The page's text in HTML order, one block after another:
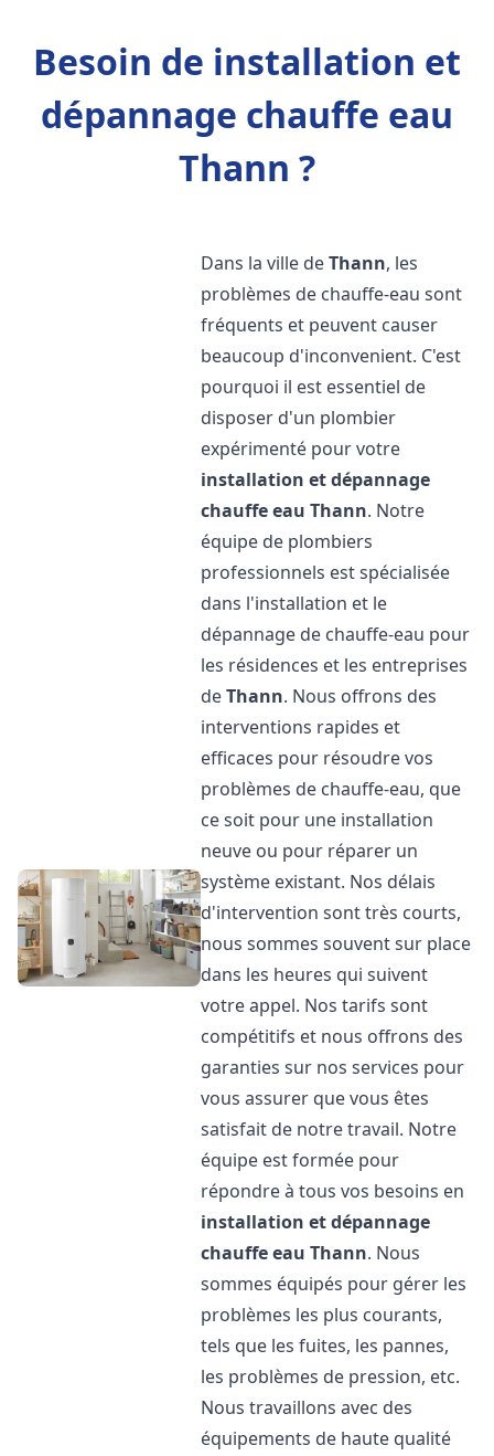
Besoin de installation et
dépannage chauffe eau
Thann ?
Dans la ville deThann, les
problèmes de chauffe-eau sont
fréquents et peuvent causer
beaucoup d'inconvenient. C'est
pourquoi il est essentiel de
disposer d'un plombier
expérimenté pour votre
installation et dépannage
chauffe eau Thann. Notre
équipe de plombiers
professionnels est spécialisée
dans l'installation et le
dépannage de chauffe-eau pour
les résidences et les entreprises
deThann. Nous offrons des
interventions rapides et
efficaces pour résoudre vos
problèmes de chauffe-eau, que
ce soit pour une installation
neuve ou pour réparer un
système existant. Nos délais
d'intervention sont très courts,
nous sommes souvent sur place
dans les heures qui suivent
votre appel. Nos tarifs sont
compétitifs et nous offrons des
garanties sur nos services pour
vous assurer que vous êtes
satisfait de notre travail. Notre
équipe est formée pour
répondre à tous vos besoins en
installation et dépannage
chauffe eau Thann. Nous
sommes équipés pour gérer les
problèmes les plus courants,
tels que les fuites, les pannes,
les problèmes de pression, etc.
Nous travaillons avec des
équipements de haute qualité